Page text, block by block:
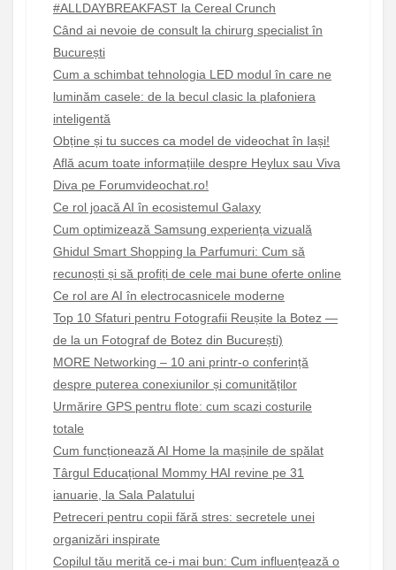
#ALLDAYBREAKFAST la Cereal Crunch
Când ai nevoie de consult la chirurg specialist în
București
Cum a schimbat tehnologia LED modul în care ne
luminăm casele: de la becul clasic la plafoniera
inteligentă
Obține și tu succes ca model de videochat în Iași!
Află acum toate informațiile despre Heylux sau Viva
Diva pe Forumvideochat.ro!
Ce rol joacă AI în ecosistemul Galaxy
Cum optimizează Samsung experiența vizuală
Ghidul Smart Shopping la Parfumuri: Cum să
recunoști și să profiți de cele mai bune oferte online
Ce rol are AI în electrocasnicele moderne
Top 10 Sfaturi pentru Fotografii Reușite la Botez —
de la un Fotograf de Botez din București)
MORE Networking – 10 ani printr-o conferință
despre puterea conexiunilor și comunităților
Urmărire GPS pentru flote: cum scazi costurile
totale
Cum funcționează AI Home la mașinile de spălat
Târgul Educațional Mommy HAI revine pe 31
ianuarie, la Sala Palatului
Petreceri pentru copii fără stres: secretele unei
organizări inspirate
Copilul tău merită ce-i mai bun: Cum influențează o